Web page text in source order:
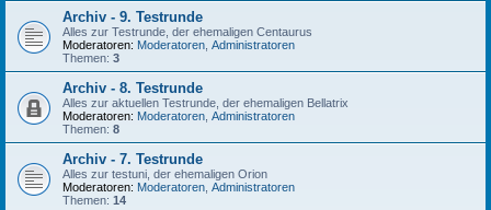
Archiv - 9. Testrunde
Alles zur Testrunde, der ehemaligen Centaurus
Moderatoren: Moderatoren Administratoren
Themen: 3
Archiv - 8. Testrunde
Alles zur aktuellen Testrunde, der ehemaligen Bellatrix
Moderatoren: Moderatoren Administratoren
Themen: 8
Archiv - 7. Testrunde
Alles zur testuni, der ehemaligen Orion
Moderatoren: Moderatoren Administratoren
Themen: 14